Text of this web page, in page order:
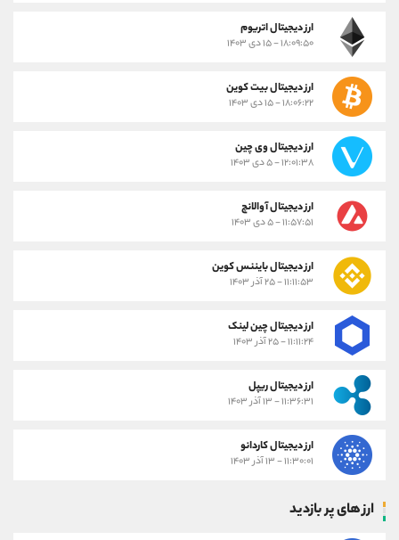
ارز دیجیتال اتریوم
۱۸:۰۹:۵۰ - ۱۵ دی ۱۴۰۳
ارز دیجیتال بیت کوین
۱۸:۰۶:۲۲ - ۱۵ دی ۱۴۰۳
ارز دیجیتال وی چین
۱۲:۰۱:۳۸ - ۵ دی ۱۴۰۳
ارز دیجیتال آوالانچ
۱۱:۵۷:۵۱ - ۵ دی ۱۴۰۳
ارز دیجیتال بایننس کوین
۱۱:۱۱:۵۳ - ۲۵ آذر ۱۴۰۳
ارز دیجیتال چین لینک
۱۱:۱۱:۲۴ - ۲۵ آذر ۱۴۰۳
ارز دیجیتال ریپل
۱۱:۳۶:۳۱ - ۱۳ آذر ۱۴۰۳
ارز دیجیتال کاردانو
۱۱:۳۰:۰۱ - ۱۳ آذر ۱۴۰۳
ارز های پر بازدید